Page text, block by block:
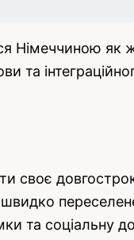
Німеччиною як
та
своє
та соціальну